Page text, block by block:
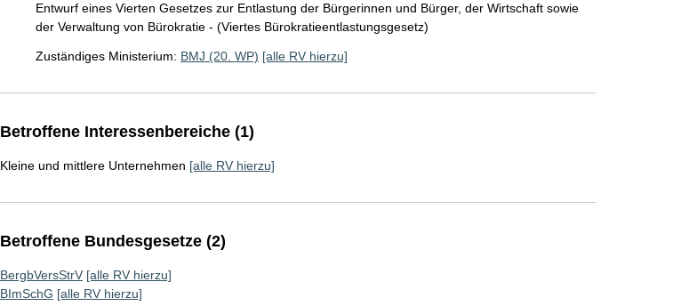
Entwurf eines Vierten Gesetzes zur Entlastung der Bürgerinnen und Bürger, der Wirtschaft sowie
der Verwaltung von Bürokratie - (Viertes Bürokratieentlastungsgesetz)
Zuständiges Ministerium: BMJ (20. WP) [alle RV hierzu]
Betroffene Interessenbereiche (1)
Kleine und mittlere Unternehmen [alle RV hierzu]
Betroffene Bundesgesetze (2)
BergbVersStrV [alle RV hierzu]
BImSchG [alle RV hierzu]